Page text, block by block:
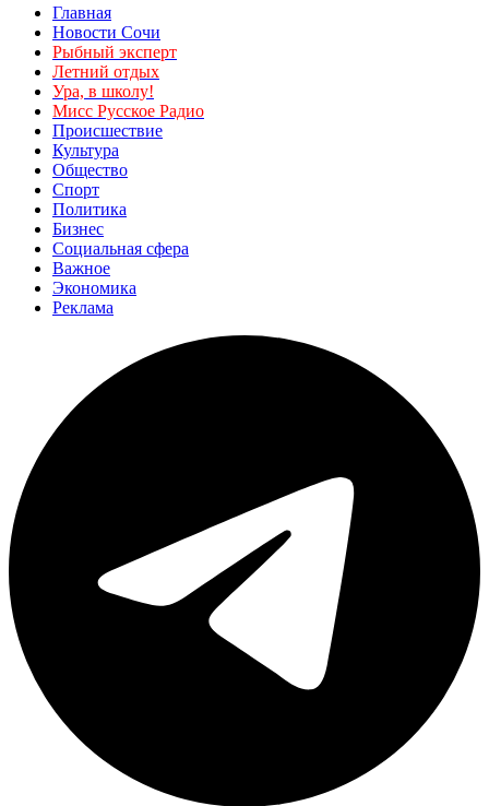
Главная
Новости Сочи
Рыбный эксперт
Летний отдых
Ура, в школу!
Мисс Русское Радио
Происшествие
Культура
Общество
Спорт
Политика
Бизнес
Социальная сфера
Важное
Экономика
Реклама